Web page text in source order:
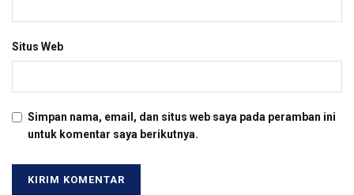
Situs Web
Simpan nama, email, dan situs web saya pada peramban ini
untuk komentar saya berikutnya.